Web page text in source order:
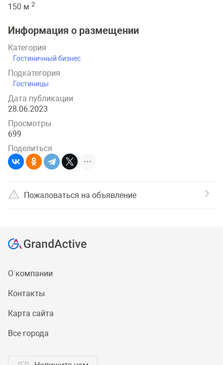
150 м 2
Информация о размещении
Категория
Гостиничный бизнес
Подкатегория
Гостиницы
Дата публикации
28.06.2023
Просмотры
699
Поделиться
Пожаловаться на объявление
О компании
Контакты
Карта сайта
Все города